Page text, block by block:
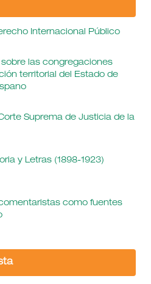
Internacional Público
las congregaciones
territorial del Estado de
Suprema de Justicia de la
y Letras (1898-1923)
como fuentes